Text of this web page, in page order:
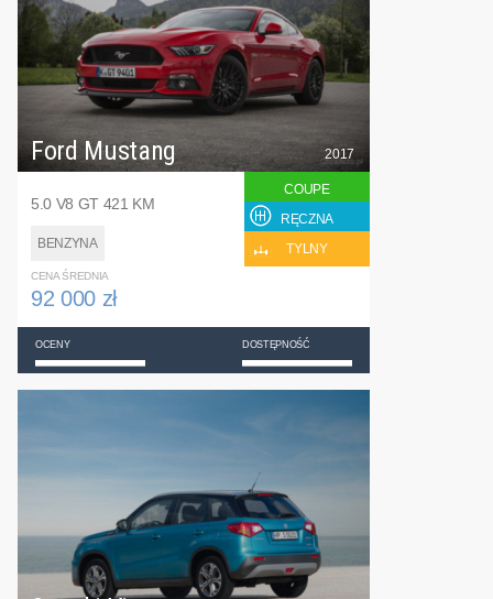
Ford Mustang
5.0 V8 GT 421 KM
BENZYNA
2017
COUPE
RĘCZNA
TYLNY
CENA ŚREDNIA
92 000 zł
OCENY DOSTĘPNOŚĆ